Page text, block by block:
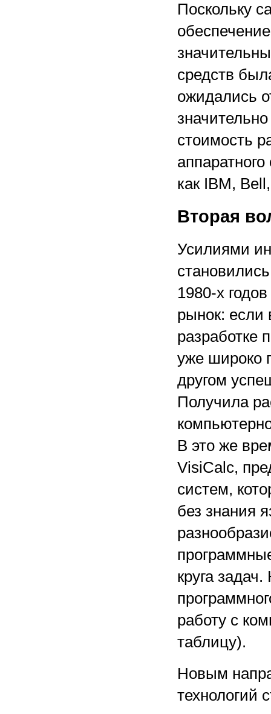
Поскольку
средств
ожидались
стоимость
как IBM,
Вторая
Усилиями
1980-х
рынок: если
разработке
уже широко
другом
Получила
В это же
VisiCalc,
систем,
без знания
круга
работу с
таблицу).
Новым
технологий